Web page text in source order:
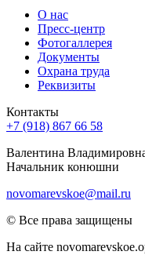
О нас
Пресс-центр
Фотогаллерея
Документы
Охрана труда
Реквизиты
Контакты
+7 (918) 867 66 58
Валентина
Начальник конюшни
novomarevskoe@mail.ru
© Все права защищены
На сайте